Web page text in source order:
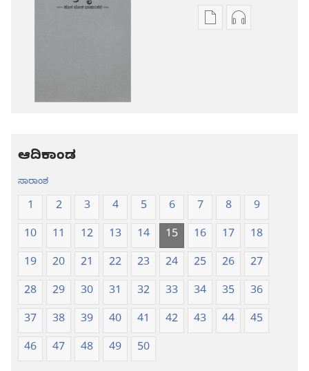
ಪ್ರಕಾಶನಆಡಿಯೋ
ಆದಿಕಾಂಡ
ಸಾರಾಂಶ
1 2 3 4 5 6 7 8
9
10
11 12 13 14 15 16 17
18
19
20 21 22 23 24 25 26
27
28
29 30 31 32 33 34 35
36
37
38 39 40 41 42 43 44
45
46
47 48 49 50